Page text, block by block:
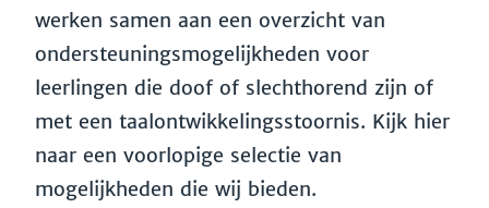
werken samen aan een overzicht van
ondersteuningsmogelijkheden voor
leerlingen die doof of slechthorend zijn of
met een taalontwikkelingsstoornis. Kijk hier
naar een voorlopige selectie van
mogelijkheden die wij bieden.